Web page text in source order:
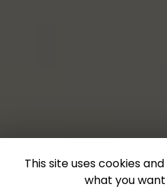
This site uses cookies
what you